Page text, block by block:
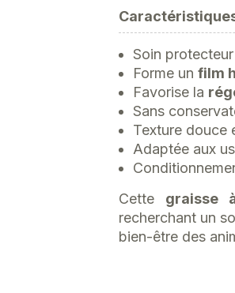
Soin
Forme un film
Favorise la
Sans
Texture douce
Adaptée aux
Cette graisse
recherchant un
bien-être des